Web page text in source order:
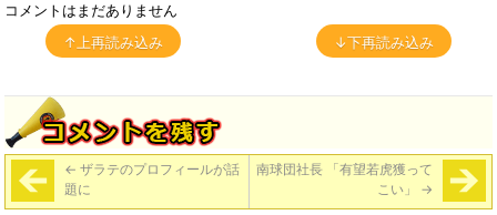
コメントはまだありません
↑上再読み込み
↓下再読み込み
← ザラテのプロフィールが話
題に
南球団社長 「有望若虎獲って
こい」 →